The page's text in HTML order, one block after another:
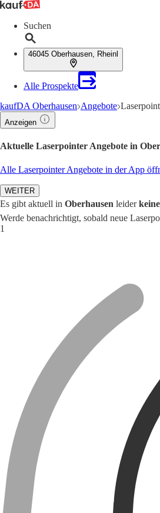
Suchen
46045 Oberhausen, Rheinl
Alle Prospekte
kaufDA Oberhausen Angebote
Anzeigen
Aktuelle Laserpointer Angebote in
Alle Laserpointer Angebote in der App
WEITER
Es gibt aktuell in Oberhausen leider
Werde benachrichtigt, sobald neue